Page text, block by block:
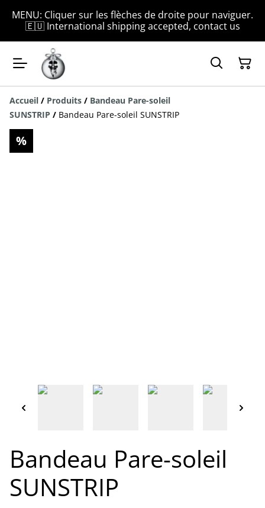
MENU: Cliquer sur les flèches de droite pour naviguer.
🇪🇺 International shipping accepted, contact us
Accueil / Produits / Bandeau Pare-soleil
SUNSTRIP / Bandeau Pare-soleil SUNSTRIP
%
Bandeau Pare-soleil
SUNSTRIP